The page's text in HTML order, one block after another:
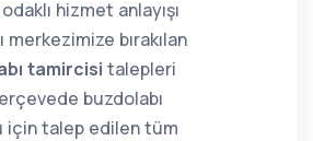
hizmet anlayışı
merkezimize bırakılan
tamircisi talepleri
buzdolabı
için talep edilen tüm